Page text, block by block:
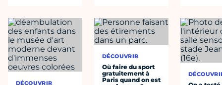
DÉCOUVRIR
DÉCOUVRIR
Où faire du sport
gratuitement à
Paris quand on est